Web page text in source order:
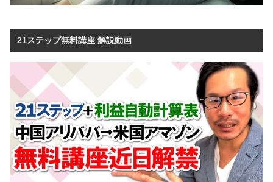
21ステップ無料講座 解説動画